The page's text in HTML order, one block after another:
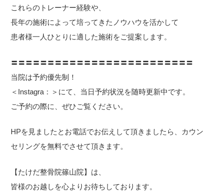
これらのトレーナー経験や、
長年の施術によって培ってきたノウハウを活かして
患者様一人ひとりに適した施術をご提案します。
〓〓〓〓〓〓〓〓〓〓〓〓〓〓〓〓〓〓〓〓〓〓〓〓〓
当院は予約優先制！
＜Instagra：＞にて、当日予約状況を随時更新中です。
ご予約の際に、ぜひご覧ください。
HPを見ましたとお電話でお伝えして頂きましたら、カウン
セリングを無料でさせて頂きます。
【たけだ整骨院篠山院】は、
皆様のお越しを心よりお待ちしております。